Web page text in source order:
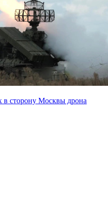
сторону Москвы дрона